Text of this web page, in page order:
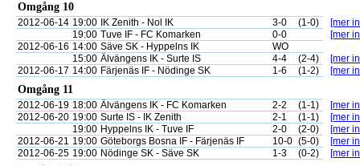
Omgång 10
2012-06-14 19:00 IK Zenith - Nol IK 3-0 (1-0)
[mer
19:00 Tuve IF - FC Komarken 0-0
[mer
2012-06-16 14:00 Säve SK - Hyppelns IK
WO
15:00 Älvängens IK - Surte IS 4-4 (2-4)
[mer
2012-06-17 14:00 Färjenäs IF - Nödinge SK 1-6 (1-2) [mer
Omgång 11
2012-06-19 18:00 Älvängens IK - FC Komarken 2-2 (1-1)
[mer
2012-06-20 19:00 Surte IS - IK Zenith 2-1 (1-1)
[mer
19:00 Hyppelns IK - Tuve IF 2-0 (2-0)
[mer
2012-06-21 19:00 Göteborgs Bosna IF - Färjenäs IF 10-0 (5-0)
[mer
2012-06-25 19:00 Nödinge SK - Säve SK 1-3 (0-2) [mer